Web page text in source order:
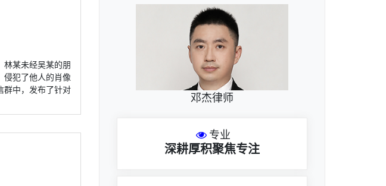
林某未经吴某的朋
侵犯了他人的肖像
群中，发布了针对
邓杰律师
专业
深耕厚积聚焦专注